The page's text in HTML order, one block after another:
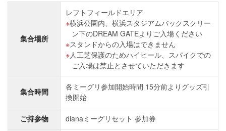
集合場所
レフトフィールドエリア
横浜公園内、横浜スタジアムバックスクリー
ン下のDREAM GATEよりご入場ください
スタンドからの入場はできません
人工芝保護のためハイヒール、スパイクでの
ご入場は禁止とさせていただきます
集合時間
各ミーグリ参加開始時間 15分前よりグッズ引
換開始
ご持参物 dianaミーグリセット 参加券